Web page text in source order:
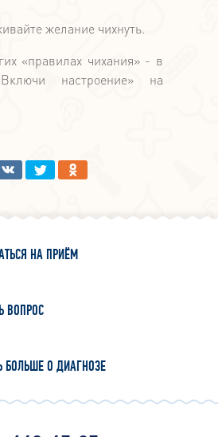
желание чихнуть.
«правилах чихания» - в
настроение» на
НА ПРИЁМ
ВОПРОС
БОЛЬШЕ О ДИАГНОЗЕ